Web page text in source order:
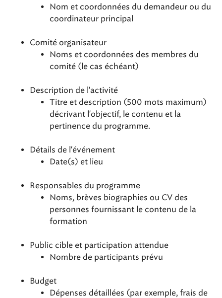
Nom et coordonnées du demandeur ou du
coordinateur principal
Comité organisateur
Noms et coordonnées des membres du
comité (le cas échéant)
Description de l'activité
Titre et description (500 mots maximum)
décrivant l'objectif, le contenu et la
pertinence du programme.
Détails de l'événement
Date(s) et lieu
Responsables du programme
Noms, brèves biographies ou CV des
personnes fournissant le contenu de la
formation
Public cible et participation attendue
Nombre de participants prévu
Budget
Dépenses détaillées (par exemple, frais de